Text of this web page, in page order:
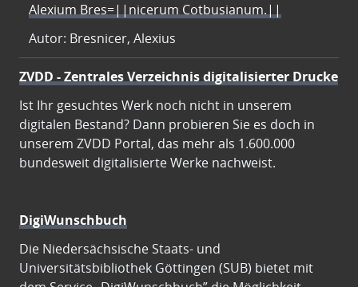
Alexium Bres=||nicerum Cotbusianum.||
Autor: Bresnicer, Alexius
ZVDD - Zentrales Verzeichnis digitalisierter Drucke
Ist Ihr gesuchtes Werk noch nicht in unserem
digitalen Bestand? Dann probieren Sie es doch in
unserem ZVDD Portal, das mehr als 1.600.000
bundesweit digitalisierte Werke nachweist.
DigiWunschbuch
Die Niedersächsische Staats- und
Universitätsbibliothek Göttingen (SUB) bietet mit